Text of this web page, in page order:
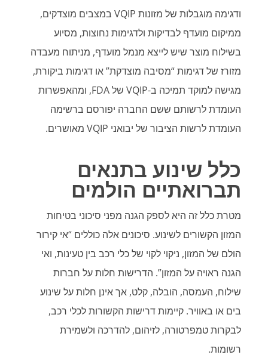
ודגימה מוגבלות של מזונות VQIP במצבים מוצדקים,
ממיקום מועדף לבדיקות ולדגימות נחוצות, מסיוע
בשילוח מוצר שיש לייצא מנמל מועדף, מניתוח מעבדה
מזורז של דגימות “מסיבה מוצדקת” או דגימות ביקורת,
מגישה למוקד תמיכה ב-VQIP של FDA, ומהאפשרות
העומדת לרשותם ששם החברה יפורסם ברשימה
העומדת לרשות הציבור של יבואני VQIP מאושרים.
כלל שינוע בתנאים
תברואתיים הולמים
מטרת כלל זה היא לספק הגנה מפני סיכוני בטיחות
המזון הקשורים לשינוע. סיכונים אלה כוללים “אי קירור
הולם של המזון, ניקוי לקוי של כלי רכב בין טעינות, ואי
הגנה ראויה על המזון”. הדרישות חלות על חברות
שילוח, העמסה, הובלה, קלט, אך אינן חלות על שינוע
בים או באוויר. קיימות דרישות הקשורות לכלי רכב,
לבקרות טמפרטורה, לזיהום, להדרכה ולשמירת
רשומות.